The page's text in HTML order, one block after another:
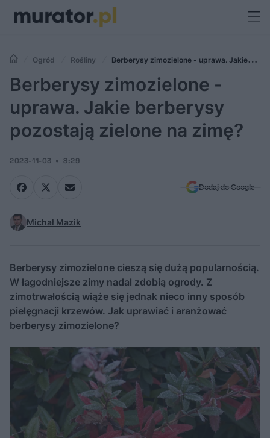
Ogród Rośliny
Berberysy zimozielone - uprawa. Jakie
berberysy pozostają zielone na zimę?
Berberysy zimozielone -
uprawa. Jakie berberysy
pozostają zielone na zimę?
2023-11-03 8:29
Dodaj do Google
Michał Mazik
Berberysy zimozielone cieszą się dużą popularnością.
W łagodniejsze zimy nadal zdobią ogrody. Z
zimotrwałością wiąże się jednak nieco inny sposób
pielęgnacji krzewów. Jak uprawiać i aranżować
berberysy zimozielone?